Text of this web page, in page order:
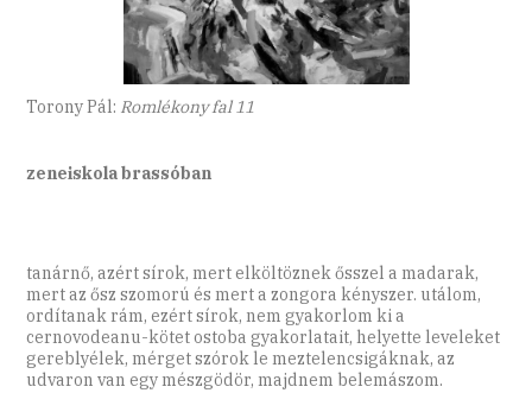
Torony Pál: Romlékony fal 11
zeneiskola brassóban
tanárnő, azért sírok, mert elköltöznek ősszel a madarak,
mert az ősz szomorú és mert a zongora kényszer. utálom,
ordítanak rám, ezért sírok, nem gyakorlom ki a
cernovodeanu-kötet ostoba gyakorlatait, helyette leveleket
gereblyélek, mérget szórok le meztelencsigáknak, az
udvaron van egy mészgödör, majdnem belemászom.